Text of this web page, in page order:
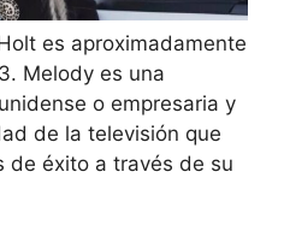
es aproximadamente
Melody es una
o empresaria y
de la televisión que
de éxito a través de su